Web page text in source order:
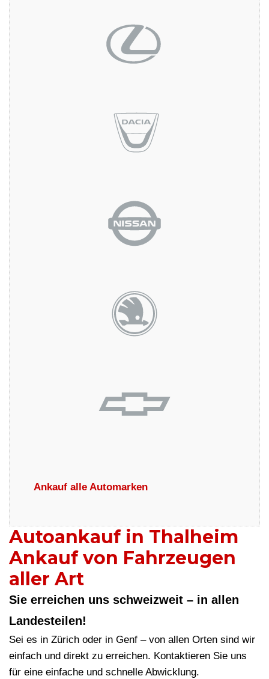
Ankauf alle Automarken
Autoankauf in Thalheim
Ankauf von Fahrzeugen
aller Art
Sie erreichen uns schweizweit – in allen
Landesteilen!
Sei es in Zürich oder in Genf – von allen Orten sind wir
einfach und direkt zu erreichen. Kontaktieren Sie uns
für eine einfache und schnelle Abwicklung.